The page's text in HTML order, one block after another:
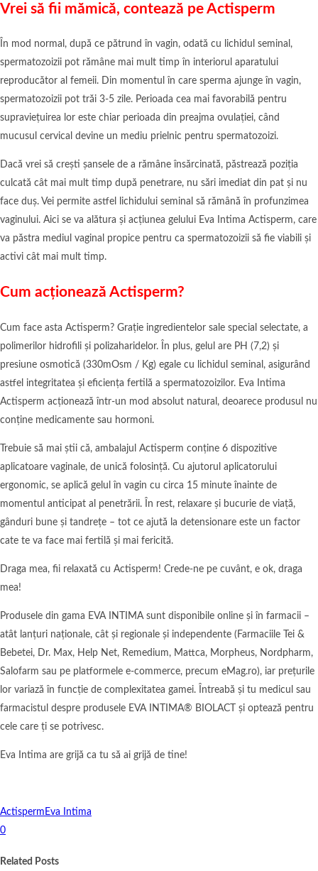
Vrei să fii mămică, contează pe Actisperm
În mod normal, după ce pătrund în vagin, odată cu lichidul seminal,
spermatozoizii pot rămâne mai mult timp în interiorul aparatului
reproducător al femeii. Din momentul în care sperma ajunge în vagin,
spermatozoizii pot trăi 3-5 zile. Perioada cea mai favorabilă pentru
supraviețuirea lor este chiar perioada din preajma ovulației, când
mucusul cervical devine un mediu prielnic pentru spermatozoizi.
Dacă vrei să crești șansele de a rămâne însărcinată, păstrează poziția
culcată cât mai mult timp după penetrare, nu sări imediat din pat și nu
face duș. Vei permite astfel lichidului seminal să rămână în profunzimea
vaginului. Aici se va alătura și acțiunea gelului Eva Intima Actisperm, care
va păstra mediul vaginal propice pentru ca spermatozoizii să fie viabili și
activi cât mai mult timp.
Cum acționează Actisperm?
Cum face asta Actisperm? Grație ingredientelor sale special selectate, a
polimerilor hidrofili și polizaharidelor. În plus, gelul are PH (7,2) și
presiune osmotică (330mOsm / Kg) egale cu lichidul seminal, asigurând
astfel integritatea și eficiența fertilă a spermatozoizilor. Eva Intima
Actisperm acționează într-un mod absolut natural, deoarece produsul nu
conține medicamente sau hormoni.
Trebuie să mai știi că, ambalajul Actisperm conține 6 dispozitive
aplicatoare vaginale, de unică folosință. Cu ajutorul aplicatorului
ergonomic, se aplică gelul în vagin cu circa 15 minute înainte de
momentul anticipat al penetrării. În rest, relaxare și bucurie de viață,
gânduri bune și tandrețe – tot ce ajută la detensionare este un factor
cate te va face mai fertilă și mai fericită.
Draga mea, fii relaxată cu Actisperm! Crede-ne pe cuvânt, e ok, draga
mea!
Produsele din gama EVA INTIMA sunt disponibile online și în farmacii –
atât lanțuri naționale, cât și regionale și independente (Farmaciile Tei &
Bebetei, Dr. Max, Help Net, Remedium, Mattca, Morpheus, Nordpharm,
Salofarm sau pe platformele e-commerce, precum eMag.ro), iar prețurile
lor variază în funcție de complexitatea gamei. Întreabă și tu medicul sau
farmacistul despre produsele EVA INTIMA® BIOLACT și optează pentru
cele care ți se potrivesc.
Eva Intima are grijă ca tu să ai grijă de tine!
Actisperm Eva Intima
0
Related Posts